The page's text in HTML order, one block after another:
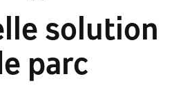
solution
parc